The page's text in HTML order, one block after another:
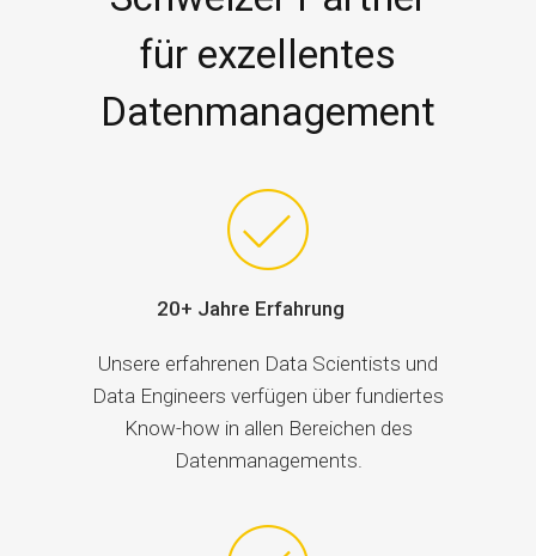
für exzellentes
Datenmanagement
20+ Jahre Erfahrung
Unsere erfahrenen Data Scientists und
Data Engineers verfügen über fundiertes
Know-how in allen Bereichen des
Datenmanagements.